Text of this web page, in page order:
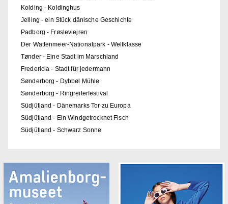
Kolding - Koldinghus
Jelling - ein Stück dänische Geschichte
Padborg - Frøslevlejren
Der Wattenmeer-Nationalpark - Weltklasse
Tønder - Eine Stadt im Marschland
Fredericia - Stadt für jedermann
Sønderborg - Dybbøl Mühle
Sønderborg - Ringreiterfestival
Südjütland - Dänemarks Tor zu Europa
Südjütland - Ein Windgetrocknet Fisch
Südjütland - Schwarz Sonne